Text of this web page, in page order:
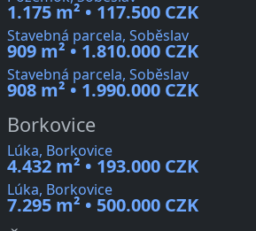
1.175 m² • 117.500 CZK
Stavebná parcela, Soběslav
909 m² • 1.810.000 CZK
Stavebná parcela, Soběslav
908 m² • 1.990.000 CZK
Borkovice
Lúka, Borkovice
4.432 m² • 193.000 CZK
Lúka, Borkovice
7.295 m² • 500.000 CZK